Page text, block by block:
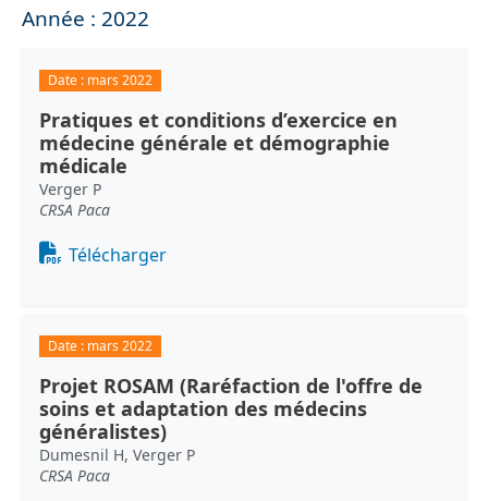
Année : 2022
Date : mars 2022
Pratiques et conditions d’exercice en
médecine générale et démographie
médicale
Verger P
CRSA Paca
Document
Télécharger
Date : mars 2022
Projet ROSAM (Raréfaction de l'offre de
soins et adaptation des médecins
généralistes)
Dumesnil H, Verger P
CRSA Paca